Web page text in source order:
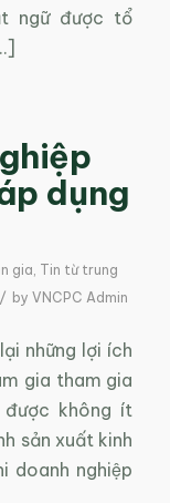
ngữ được tổ
dụng
gia, Tin từ trung
/ byVNCPC Admin
những lợi ích
gia tham gia
không ít
sản xuất kinh
doanh nghiệp